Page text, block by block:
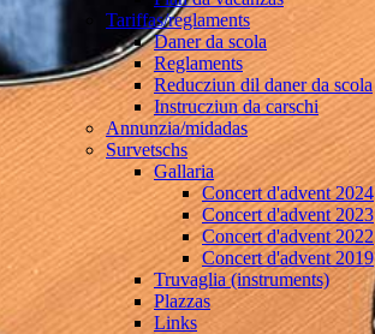
Tariffas/reglaments
Daner da scola
Reglaments
Reducziun dil daner da scola
Instrucziun da carschi
Annunzia/midadas
Survetschs
Gallaria
Concert d'advent 2024
Concert d'advent 2023
Concert d'advent 2022
Concert d'advent 2019
Truvaglia (instruments)
Plazzas
Links